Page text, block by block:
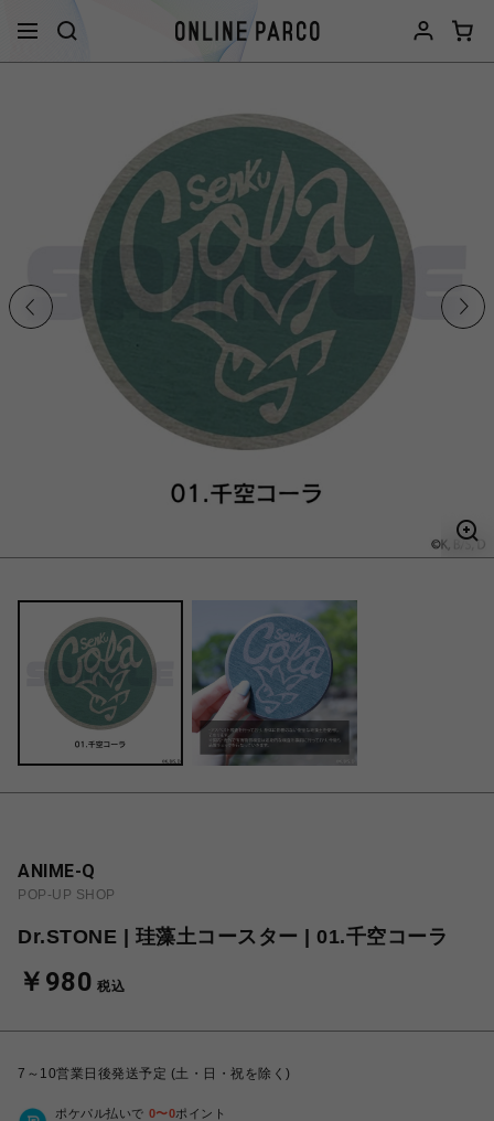
ANIME-Q
POP-UP SHOP
Dr.STONE | 珪藻土コースター | 01.千空コーラ
￥980 税込
7～10営業日後発送予定 (土・日・祝を除く)
ポケパル払いで 0〜0ポイント